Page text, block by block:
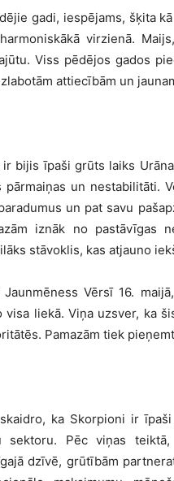
gadi, iespējams, šķita
virzienā.
Viss pēdējos gados
attiecībām un
bijis īpaši grūts laiks
un nestabilitāti.
un pat savu
iznāk no pastāvīgas
stāvoklis, kas atjauno
Vērsī 16.
liekā. Viņa uzsver, ka
Pamazām tiek
ka Skorpioni ir
sektoru. Pēc viņas
dzīvē, grūtībām